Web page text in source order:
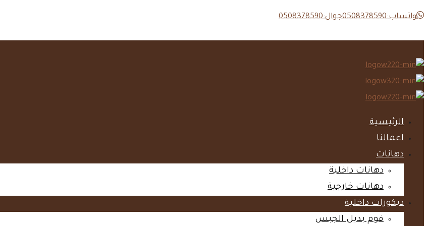
واتساب:0508378590 جوال:0508378590
الرئيسية‎
اعمالنا‎
دهانات‎
دهانات داخلية‎
دهانات خارجية‎
ديكورات داخلية‎
فوم بديل الجبس‎